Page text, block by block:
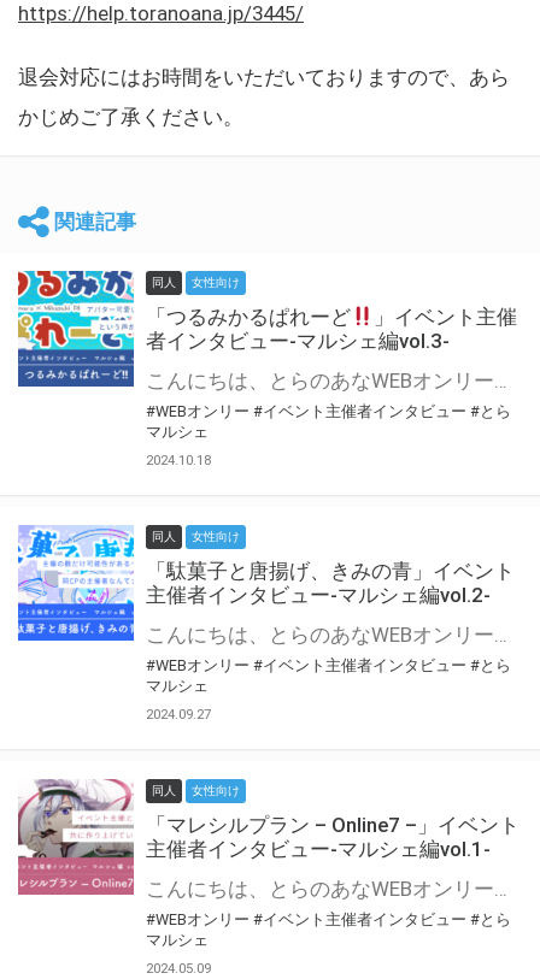
https://help.toranoana.jp/3445/
退会対応にはお時間をいただいておりますので、あら
かじめご了承ください。
関連記事
同人 女性向け
「つるみかるぱれーど
」イベント主催
者インタビュー-マルシェ編vol.3-
こんにちは、とらのあなWEBオンリー運営スタッフです。 新たにお届けする、イベント主催者インタビュー-マルシェ編-は、 とらのあなWEBオンリー「マルシェ」をご利用した主催様に 「マルシェ」を使って開催した感想や心がけをお聞きする企画です。 今回は、WEBオンリー初開催「つるみかるぱれーど
#WEBオンリー #イベント主催者インタビュー #とら
マルシェ
2024.10.18
同人 女性向け
「駄菓子と唐揚げ、きみの青」イベント
主催者インタビュー-マルシェ編vol.2-
こんにちは、とらのあなWEBオンリー運営スタッフです。 新たにお届けする、イベント主催者インタビュー-マルシェ編-は、 とらのあなWEBオンリー「マルシェ」をご利用の主催様に 「マルシェ」を使ってイベントを開催した感想や心がけをお聞きする企画です。 今回は、WEBオンリー初開催「駄菓子と唐揚げ、きみの青」より、 主催のぎこ六屋様にお話を伺いました。 協力：ぎこ六屋様／イベント公式Twitter（@krkgwks） とらのあなWEBオンリー「マルシェ」とは？ WEBオンリーでリアルタイムでコミュニケーションがとれるオンライン会場です。
#WEBオンリー #イベント主催者インタビュー #とら
マルシェ
2024.09.27
同人 女性向け
「マレシルプラン – Online7 –」イベント
主催者インタビュー-マルシェ編vol.1-
こんにちは、とらのあなWEBオンリー運営スタッフです。 新たにお届けする、イベント主催者インタビュー-マルシェ編-は、 とらのあなWEBオンリー「マルシェ」をご利用した主催様に 「マルシェ」を使って開催した感想や心がけをお聞きする企画です。 今回は、WEBオンリー開催7回目迎えた「マレシルプラン – Online7 –」より、 主催の玉川うた様にお話を伺いました。 ▼マレシルプランのインタビュー前回記事 「イベント主催者インタビュー vol.6」はこちら 協力：玉川うた様（マレシルプラン実行委員会 代表）／イベント公式Twitter（@mallesil_plan） とらのあなWEBオンリー「マルシェ」とは？ WEBオンリーでリアルタイムでコミュニケーションがとれるオンライン会場です。
#WEBオンリー #イベント主催者インタビュー #とら
マルシェ
2024.05.09